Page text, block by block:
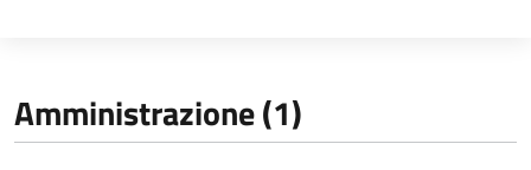
Amministrazione (1)